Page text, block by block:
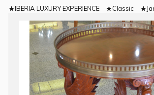
IBERIA LUXURY EXPERIENCE Classic